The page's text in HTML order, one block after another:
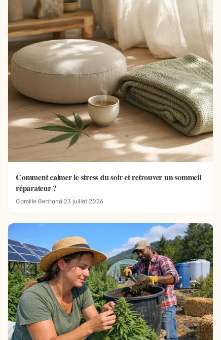
Comment calmer le stress du soir et retrouver un sommeil
réparateur ?
Camille Bertrand·23 juillet 2026